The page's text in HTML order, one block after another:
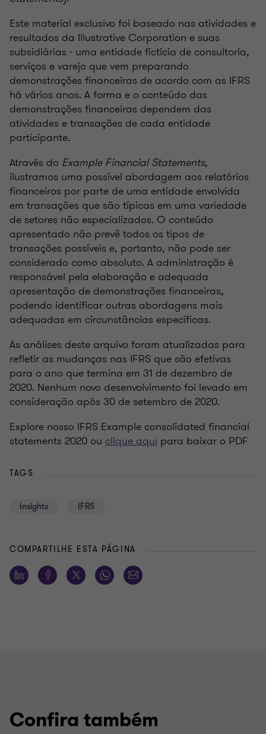
Este material exclusivo foi baseado nas atividades e
resultados da Illustrative Corporation e suas
subsidiárias - uma entidade fictícia de consultoria,
serviços e varejo que vem preparando
demonstrações financeiras de acordo com as IFRS
há vários anos. A forma e o conteúdo das
demonstrações financeiras dependem das
atividades e transações de cada entidade
participante.
Através do Example Financial Statements,
ilustramos uma possível abordagem aos relatórios
financeiros por parte de uma entidade envolvida
em transações que são típicas em uma variedade
de setores não especializados. O conteúdo
apresentado não prevê todos os tipos de
transações possíveis e, portanto, não pode ser
considerado como absoluto. A administração é
responsável pela elaboração e adequada
apresentação de demonstrações financeiras,
podendo identificar outras abordagens mais
adequadas em circunstâncias específicas.
As análises deste arquivo foram atualizadas para
refletir as mudanças nas IFRS que são efetivas
para o ano que termina em 31 de dezembro de
2020. Nenhum novo desenvolvimento foi levado em
consideração após 30 de setembro de 2020.
Explore nosso IFRS Example consolidated financial
statements 2020 ou clique aqui para baixar o PDF
TAGS
Insights IFRS
COMPARTILHE ESTA PÁGINA
Confira também